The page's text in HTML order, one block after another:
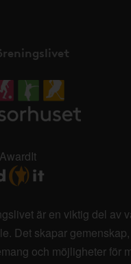
är en viktig del av
Det skapar gemenskap,
och möjligheter för